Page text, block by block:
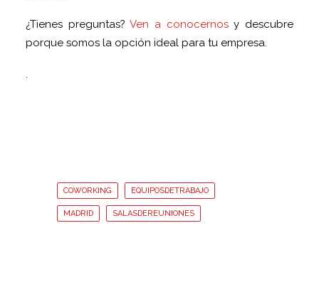
¿Tienes preguntas?Ven a conocernosy descubre
porque somos la opción ideal para tu empresa.
.
COWORKING EQUIPOSDETRABAJO
MADRID SALASDEREUNIONES